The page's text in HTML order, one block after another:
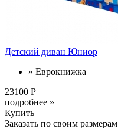
Детский диван Юниор
» Еврокнижка
23100 Р
подробнее »
Купить
Заказать по своим размерам